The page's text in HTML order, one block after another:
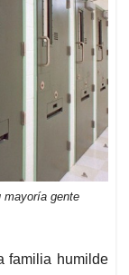
mayoría gente
familia humilde